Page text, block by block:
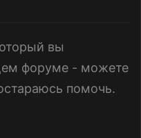
вы
форуме - можете
помочь.